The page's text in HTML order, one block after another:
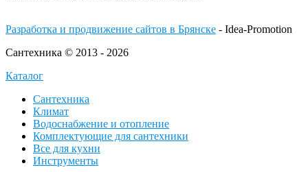
Разработка и продвижение сайтов в Брянске - Idea-Promotion
Сантехника © 2013 - 2026
Каталог
Сантехника
Климат
Водоснабжение и отопление
Комплектующие для сантехники
Все для кухни
Инструменты